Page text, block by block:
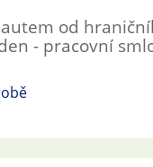
od
- pracovní